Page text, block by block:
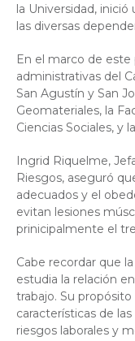
la Universidad,
las diversas
En el marco de este
administrativas del
San Agustín y San
Geomateriales, la
Ciencias Sociales, y
Ingrid Riquelme,
Riesgos, aseguró
adecuados y el
evitan lesiones
prinicipalmente el
Cabe recordar que
estudia la relación
trabajo. Su
características de
riesgos laborales y